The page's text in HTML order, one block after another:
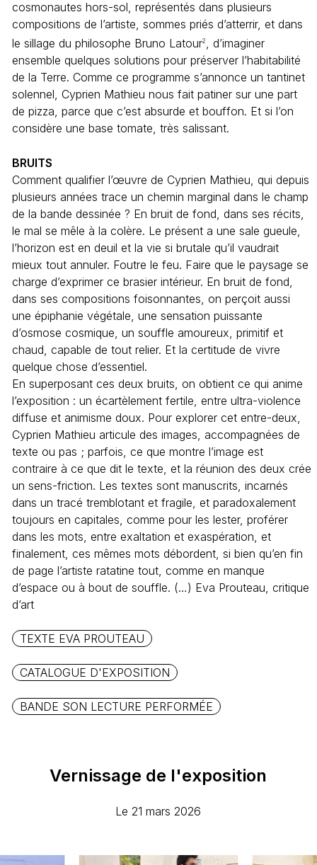
cosmonautes hors-sol, représentés dans plusieurs
compositions de l’artiste, sommes priés d’atterrir, et dans
le sillage du philosophe Bruno Latour2 , d’imaginer
ensemble quelques solutions pour préserver l’habitabilité
de la Terre. Comme ce programme s’annonce un tantinet
solennel, Cyprien Mathieu nous fait patiner sur une part
de pizza, parce que c’est absurde et bouffon. Et si l’on
considère une base tomate, très salissant.
BRUITS
Comment qualifier l’œuvre de Cyprien Mathieu, qui depuis
plusieurs années trace un chemin marginal dans le champ
de la bande dessinée ? En bruit de fond, dans ses récits,
le mal se mêle à la colère. Le présent a une sale gueule,
l’horizon est en deuil et la vie si brutale qu’il vaudrait
mieux tout annuler. Foutre le feu. Faire que le paysage se
charge d’exprimer ce brasier intérieur. En bruit de fond,
dans ses compositions foisonnantes, on perçoit aussi
une épiphanie végétale, une sensation puissante
d’osmose cosmique, un souffle amoureux, primitif et
chaud, capable de tout relier. Et la certitude de vivre
quelque chose d’essentiel.
En superposant ces deux bruits, on obtient ce qui anime
l’exposition : un écartèlement fertile, entre ultra-violence
diffuse et animisme doux. Pour explorer cet entre-deux,
Cyprien Mathieu articule des images, accompagnées de
texte ou pas ; parfois, ce que montre l’image est
contraire à ce que dit le texte, et la réunion des deux crée
un sens-friction. Les textes sont manuscrits, incarnés
dans un tracé tremblotant et fragile, et paradoxalement
toujours en capitales, comme pour les lester, proférer
dans les mots, entre exaltation et exaspération, et
finalement, ces mêmes mots débordent, si bien qu’en fin
de page l’artiste ratatine tout, comme en manque
d’espace ou à bout de souffle. (…) Eva Prouteau, critique
d’art
TEXTE EVA PROUTEAU
CATALOGUE D'EXPOSITION
BANDE SON LECTURE PERFORMÉE
Vernissage de l'exposition
Le 21 mars 2026